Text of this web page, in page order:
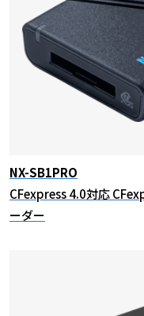
NX-SB1PRO
CFexpress 4.0対応
ーダー